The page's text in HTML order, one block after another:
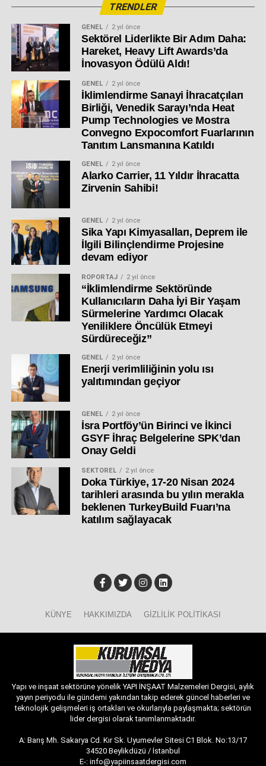
TRENDLER
GENEL 2 yıl önce
Sektörel Liderlikte Bir Adım Daha:
Hareket, Heavy Lift Awards’da
İnovasyon Ödülü Aldı!
GENEL 2 yıl önce
İklimlendirme Sanayi İhracatçıları
Birliği, Venedik Sarayı’nda Heat
Pump Technologies ve Mostra
Convegno Expocomfort Fuarlarının
Tanıtım Lansmanına Katıldı
GENEL 2 yıl önce
Alarko Carrier, 11 Yıldır İhracatta
Zirvenin Sahibi!
GENEL 2 yıl önce
Sika Yapı Kimyasalları, Deprem ile
İlgili Bilinçlendirme Projesine
devam ediyor
RÖPORTAJ 2 yıl önce
“İklimlendirme Sektöründe
Kullanıcıların Daha İyi Bir Yaşam
Sürmelerine Yardımcı Olacak
Yeniliklere Öncülük Etmeyi
Sürdüreceğiz”
GENEL 2 yıl önce
Enerji verimliliğinin yolu ısı
yalıtımından geçiyor
GENEL 2 yıl önce
İsra Portföy’ün Birinci ve İkinci
GSYF İhraç Belgelerine SPK’dan
Onay Geldi
SEKTÖREL 2 yıl önce
Doka Türkiye, 17-20 Nisan 2024
tarihleri arasında bu yılın merakla
beklenen TurkeyBuild Fuarı’na
katılım sağlayacak
KÜNYE HAKKIMIZDA GIZLILIK POLITIKASI
Yapı ve inşaat sektörüne yönelik YAPI İNŞAAT Malzemeleri Dergisi, aylık
yayın periyodu ile gündemi yakından takip ederek güncel haberleri ve
teknolojik gelişmeleri iş ortakları ve okurlarıyla paylaşmakta; sektörün
lider dergisi olarak tanımlanmaktadır.
A: Barış Mh. Sakarya Cd. Kır Sk. Uyumevler Sitesi C1 Blok. No:13/17
34520 Beylikdüzü / İstanbul
E-: info@yapiinsaatdergisi.com